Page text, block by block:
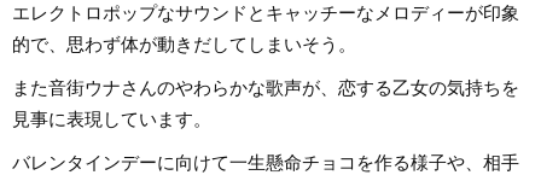
エレクトロポップなサウンドとキャッチーなメロディーが印象
的で、思わず体が動きだしてしまいそう。
また音街ウナさんのやわらかな歌声が、恋する乙女の気持ちを
見事に表現しています。
バレンタインデーに向けて一生懸命チョコを作る様子や、相手